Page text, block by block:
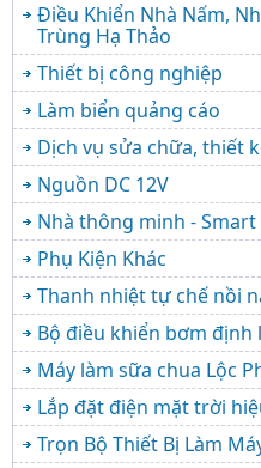
Điều Khiển Nhà Nấm,
Trùng Hạ Thảo
Thiết bị công nghiệp
Làm biển quảng cáo
Dịch vụ sửa chữa, thiết
Nguồn DC 12V
Nhà thông minh -
Phụ Kiện Khác
Thanh nhiệt tự chế nồi
Bộ điều khiển bơm định
Máy làm sữa chua Lộc
Lắp đặt điện mặt trời
Trọn Bộ Thiết Bị Làm